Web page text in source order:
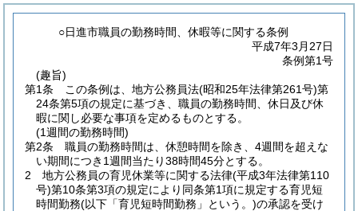
○日進市職員の勤務時間、休暇等に関する条例
平成7年3月27日
条例第1号
(趣旨)
第1条
この条例は、地方公務員法(昭和25年法律第261号)第
24条第5項の規定に基づき、職員の勤務時間、休日及び休
暇に関し必要な事項を定めるものとする。
(1週間の勤務時間)
第2条
職員の勤務時間は、休憩時間を除き、4週間を超えな
い期間につき1週間当たり38時間45分とする。
2
地方公務員の育児休業等に関する法律(平成3年法律第110
号)第10条第3項の規定により同条第1項に規定する育児短
時間勤務(以下「育児短時間勤務」という。)の承認を受け